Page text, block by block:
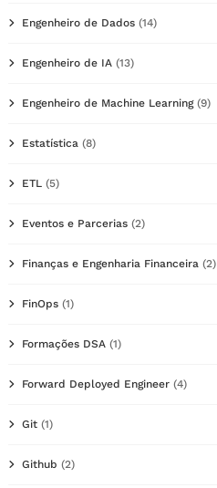
Engenheiro de Dados (14)
Engenheiro de IA (13)
Engenheiro de Machine Learning(9)
Estatística (8)
ETL (5)
Eventos e Parcerias (2)
Finanças e Engenharia Financeira (2)
FinOps (1)
Formações DSA (1)
Forward Deployed Engineer (4)
Git (1)
Github (2)